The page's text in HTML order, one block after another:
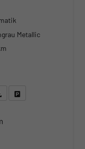
Metallic
Sie an
Angebot drucken (PDF)